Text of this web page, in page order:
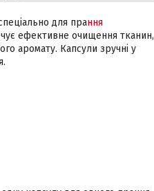
для прання
ефективне очищення тканин,
аромату. Капсули зручні у